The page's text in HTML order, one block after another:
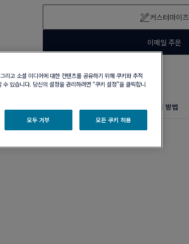
커스터마이즈
이메일 주문
부티크 구매 가능 여부
제품 관리 방법
18k 옐로 골드 및 다이아몬드 라지 모델
리고 소셜 미디어에 대한 컨텐츠를 공유하기 위해 쿠키와 추적
있습니다. 당신의 설정을 관리하려면 “쿠키 설정”을 클릭합니
모두 거부 모든 쿠키 허용